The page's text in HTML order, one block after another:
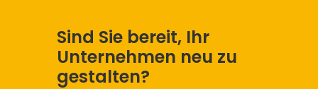
Sind Sie bereit, Ihr
Unternehmen neu zu
gestalten?